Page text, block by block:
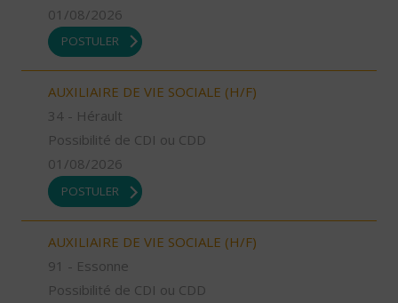
01/08/2026
POSTULER
AUXILIAIRE DE VIE SOCIALE (H/F)
34 - Hérault
Possibilité de CDI ou CDD
01/08/2026
POSTULER
AUXILIAIRE DE VIE SOCIALE (H/F)
91 - Essonne
Possibilité de CDI ou CDD